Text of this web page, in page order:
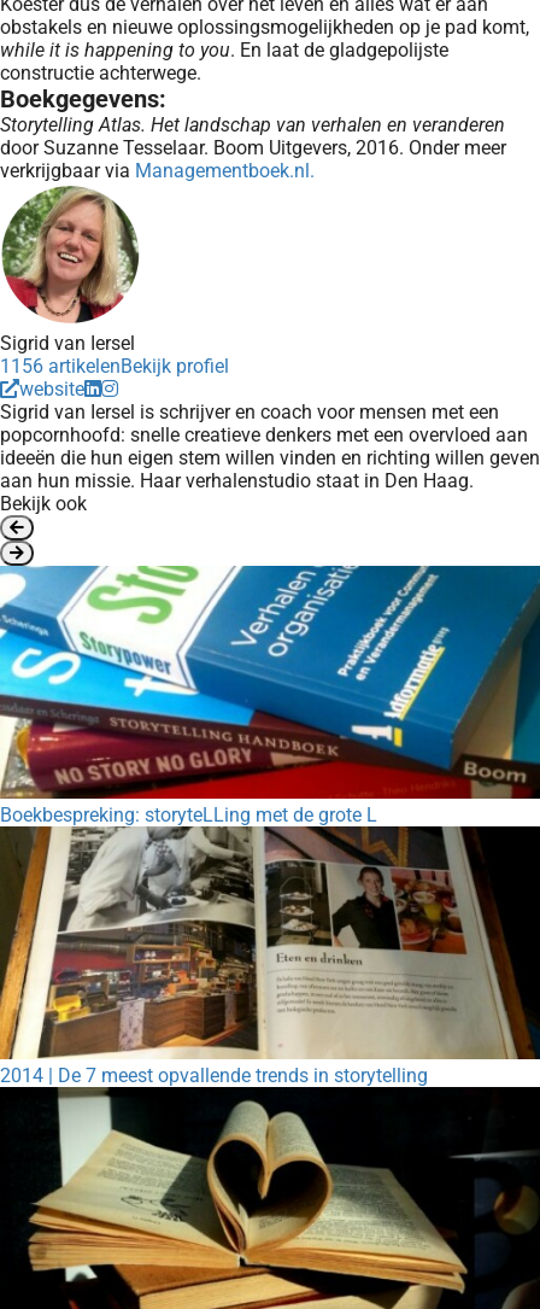
obstakels en nieuwe oplossingsmogelijkheden op je pad komt,
while it is happening to you. En laat de gladgepolijste
constructie achterwege.
Boekgegevens:
Storytelling Atlas. Het landschap van verhalen en veranderen
door Suzanne Tesselaar. Boom Uitgevers, 2016. Onder meer
verkrijgbaar via Managementboek.nl.
Sigrid van Iersel
1156 artikelenBekijk profiel
website
Sigrid van Iersel is schrijver en coach voor mensen met een
popcornhoofd: snelle creatieve denkers met een overvloed aan
ideeën die hun eigen stem willen vinden en richting willen geven
aan hun missie. Haar verhalenstudio staat in Den Haag.
Bekijk ook
Boekbespreking: storyteLLing met de grote L
2014 | De 7 meest opvallende trends in storytelling